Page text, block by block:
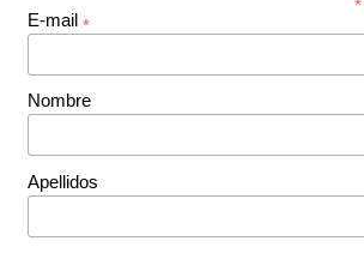
*
E-mail *
Nombre
Apellidos